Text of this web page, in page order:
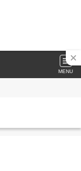
MENU